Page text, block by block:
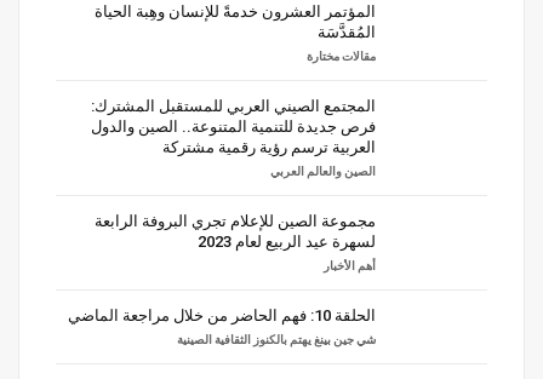
المؤتمر العشرون خدمةً للإنسان وهِبة الحياة
المُقدَّسَة
مقالات مختارة
المجتمع الصيني العربي للمستقبل المشترك:
فرص جديدة للتنمية المتنوعة.. الصين والدول
العربية ترسم رؤية رقمية مشتركة
الصين والعالم العربي
مجموعة الصين للإعلام تجري البروفة الرابعة
لسهرة عيد الربيع لعام 2023
أهم الأخبار
الحلقة 10: فهم الحاضر من خلال مراجعة الماضي
شي جين بينغ يهتم بالكنوز الثقافية الصينية